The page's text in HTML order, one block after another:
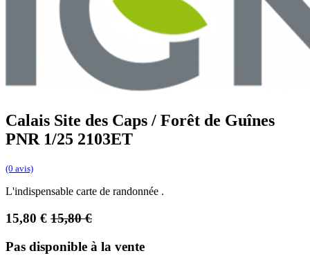
Calais Site des Caps / Forêt de Guînes
PNR 1/25 2103ET
(0 avis)
L'indispensable carte de randonnée .
15,80 € 15,80€
Pas disponible à la vente